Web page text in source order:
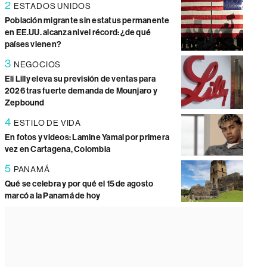
2 ESTADOS UNIDOS
Población migrante sin estatus permanente
en EE.UU. alcanza nivel récord: ¿de qué
países vienen?
3 NEGOCIOS
Eli Lilly eleva su previsión de ventas para
2026 tras fuerte demanda de Mounjaro y
Zepbound
4 ESTILO DE VIDA
En fotos y videos: Lamine Yamal por primera
vez en Cartagena, Colombia
5 PANAMÁ
Qué se celebra y por qué el 15 de agosto
marcó a la Panamá de hoy